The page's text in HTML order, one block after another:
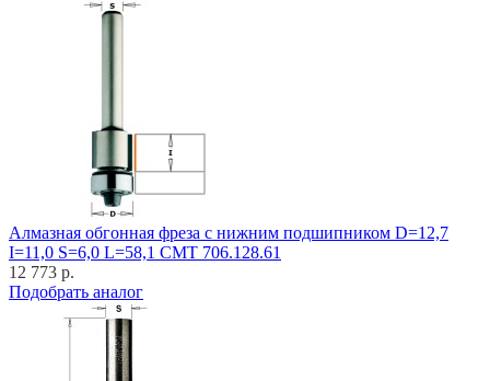
Алмазная обгонная фреза с нижним подшипником D=12,7
I=11,0 S=6,0 L=58,1 CMT 706.128.61
12 773 р.
Подобрать аналог